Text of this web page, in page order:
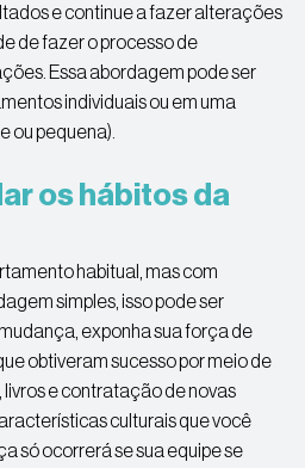
e continue a fazer alterações
de fazer o processo de
Essa abordagem pode ser
individuais ou em uma
ou pequena).
os hábitos da
habitual, mas com
simples, isso pode ser
exponha sua força de
obtiveram sucesso por meio de
e contratação de novas
culturais que você
só ocorrerá se sua equipe se